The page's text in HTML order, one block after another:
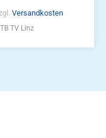
Versandkosten
TV Linz